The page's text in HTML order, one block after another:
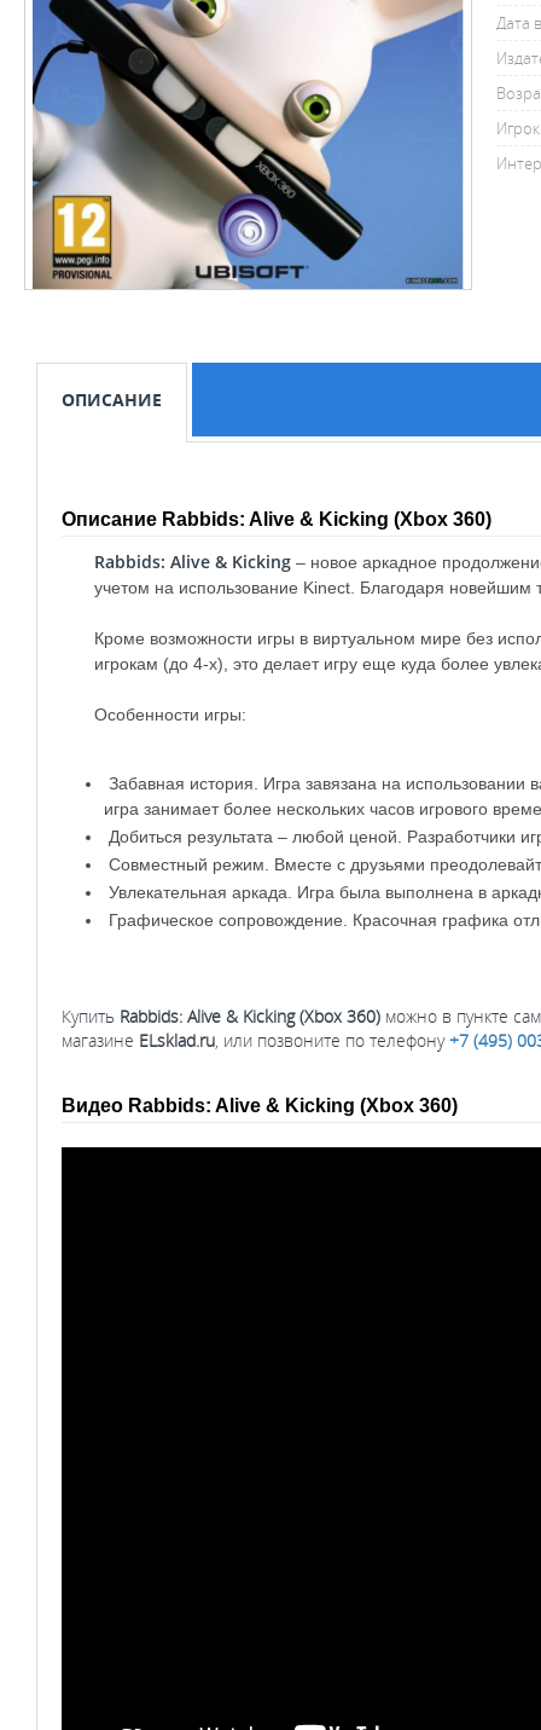
Дата
ОПИСАНИЕ
Описание Rabbids: Alive & Kicking (Xbox 360)
Rabbids: Alive & Kicking – новое аркадное
учетом на использование Kinect. Благодаря новейшим
Кроме возможности игры в виртуальном мире без
игрокам (до 4-х), это делает игру еще куда более
Особенности игры:
Забавная история. Игра завязана на использовании
игра занимает более нескольких часов игрового
Добиться результата – любой ценой. Разработчики
Совместный режим. Вместе с друзьями
Увлекательная аркада. Игра была выполнена в
Графическое сопровождение. Красочная графика
Купить Rabbids: Alive & Kicking (Xbox 360) можно в пункте
магазине ELsklad.ru , или позвоните по телефону+7 (495)
Видео Rabbids: Alive & Kicking (Xbox 360)